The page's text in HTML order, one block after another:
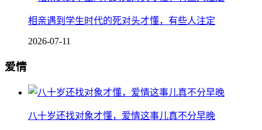
相亲遇到学生时代的死对头才懂，有些人注定
2026-07-11
爱情
八十岁还找对象才懂，爱情这事儿真不分早晚